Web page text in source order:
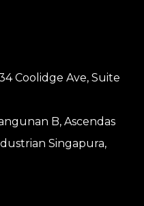
Coolidge Ave, Suite
B, Ascendas
Singapura,